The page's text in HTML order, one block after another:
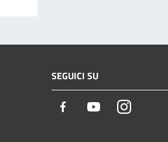
SEGUICI SU
Facebook YoutubeInstagram